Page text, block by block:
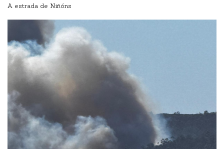
A estrada de Niñóns